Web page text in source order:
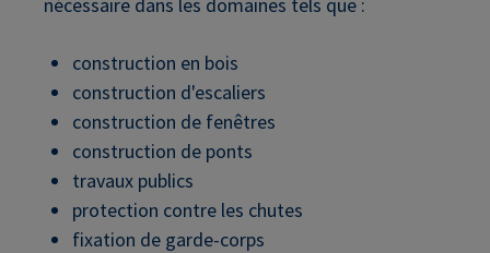
construction en bois
construction d'escaliers
construction de fenêtres
construction de ponts
travaux publics
protection contre les chutes
fixation de garde-corps